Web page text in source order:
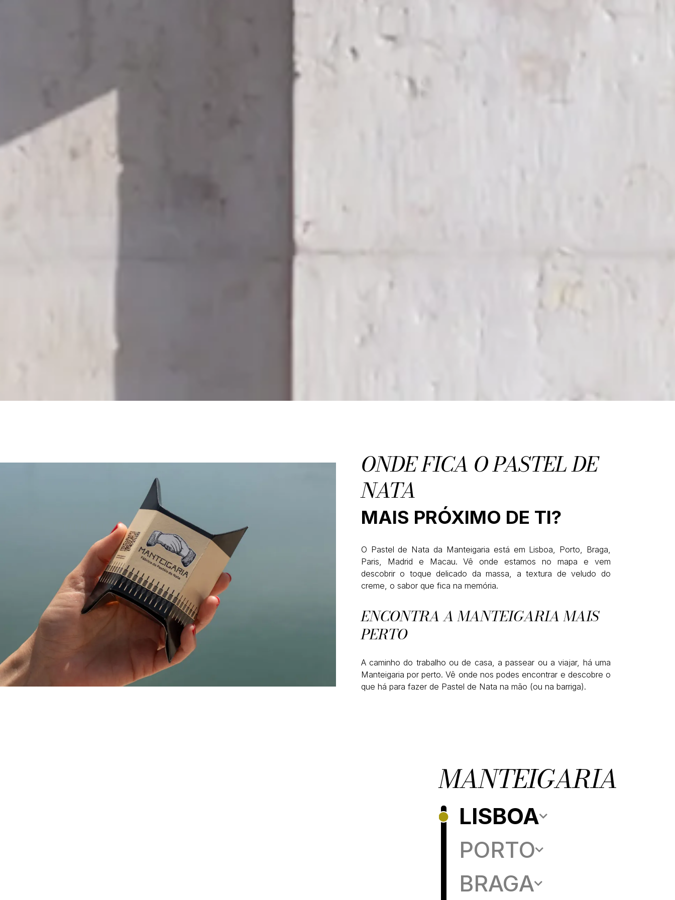
ONDE FICA O PASTEL DE
NATA
MAIS PRÓXIMO DE TI?
O Pastel de Nata da Manteigaria está em Lisboa, Porto, Braga,
Paris, Madrid e Macau. Vê onde estamos no mapa e vem
descobrir o toque delicado da massa, a textura de veludo do
creme, o sabor que fica na memória.
ENCONTRA A MANTEIGARIA MAIS
PERTO
A caminho do trabalho ou de casa, a passear ou a viajar, há uma
Manteigaria por perto. Vê onde nos podes encontrar e descobre o
que há para fazer de Pastel de Nata na mão (ou na barriga).
MANTEIGARIA
LISBOA
PORTO
BRAGA